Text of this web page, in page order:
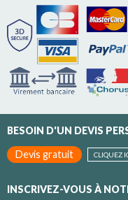
BESOIN D'UN DEVIS
Devis gratuit
CLIQUEZ
INSCRIVEZ-VOUS À